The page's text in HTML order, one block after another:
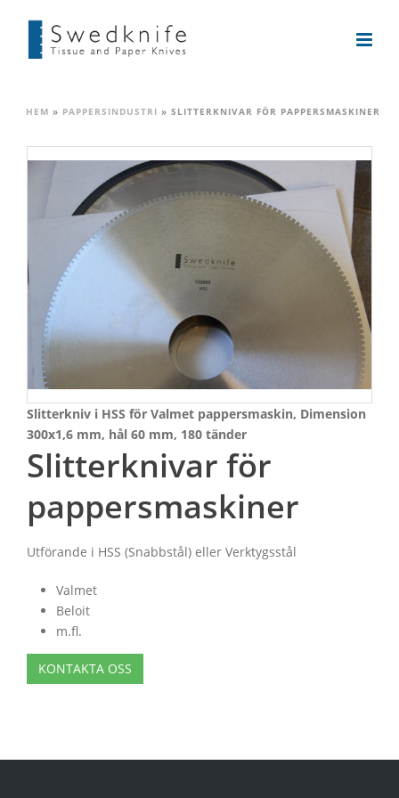
HEM » PAPPERSINDUSTRI » SLITTERKNIVAR FÖR PAPPERSMASKINER
Slitterkniv i HSS för Valmet pappersmaskin, Dimension
300x1,6 mm, hål 60 mm, 180 tänder
Slitterknivar för
pappersmaskiner
Utförande i HSS (Snabbstål) eller Verktygsstål
Valmet
Beloit
m.fl.
KONTAKTA OSS